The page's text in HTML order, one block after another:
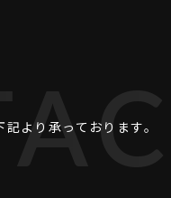
記より承っております。